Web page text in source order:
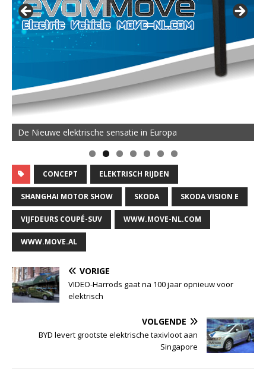
De Nieuwe elektrische sensatie in Europa
CONCEPT ELEKTRISCH RIJDEN
SHANGHAI MOTOR SHOW SKODA SKODA VISION E
VIJFDEURS COUPÉ-SUV WWW.MOVE-NL.COM
WWW.MOVE.AL
VORIGE
VIDEO-Harrods gaat na 100 jaar opnieuw voor
elektrisch
VOLGENDE
BYD levert grootste elektrische taxivloot aan
Singapore